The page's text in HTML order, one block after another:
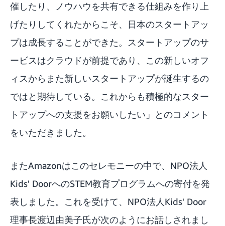
催したり、ノウハウを共有できる仕組みを作り上
げたりしてくれたからこそ、日本のスタートアッ
プは成長することができた。スタートアップのサ
ービスはクラウドが前提であり、この新しいオフ
ィスからまた新しいスタートアップが誕生するの
ではと期待している。これからも積極的なスター
トアップへの支援をお願いしたい」とのコメント
をいただきました。
またAmazonはこのセレモニーの中で、NPO法人
Kids' DoorへのSTEM教育プログラムへの寄付を発
表しました。これを受けて、NPO法人Kids' Door
理事長渡辺由美子氏が次のようにお話しされまし